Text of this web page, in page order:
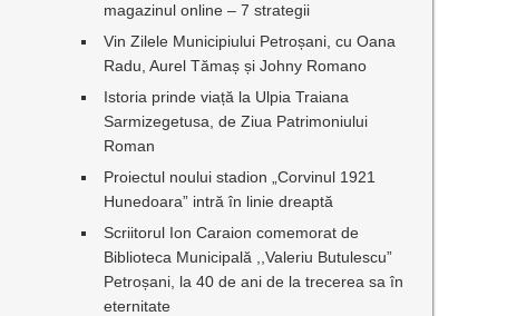
magazinul online – 7 strategii
Vin Zilele Municipiului Petroșani, cu Oana
Radu, Aurel Tămaș și Johny Romano
Istoria prinde viață la Ulpia Traiana
Sarmizegetusa, de Ziua Patrimoniului
Roman
Proiectul noului stadion „Corvinul 1921
Hunedoara” intră în linie dreaptă
Scriitorul Ion Caraion comemorat de
Biblioteca Municipală ,,Valeriu Butulescu”
Petroșani, la 40 de ani de la trecerea sa în
eternitate